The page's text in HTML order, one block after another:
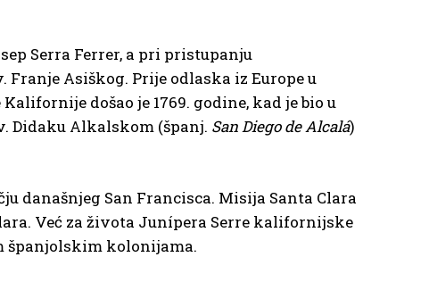
Serra Ferrer, a pri pristupanju
Asiškog. Prije odlaska iz Europe u
došao je 1769. godine, kad je bio u
Didaku Alkalskom (španj. San Diego de Alcalá)
današnjeg San Francisca. Misija Santa Clara
Već za života Junípera Serre kalifornijske
španjolskim kolonijama.